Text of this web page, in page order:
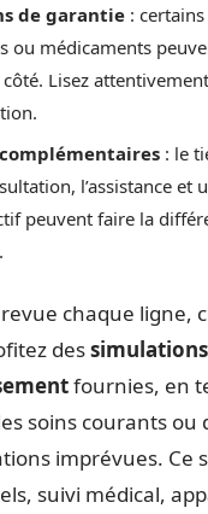
de garantie : certains
ou médicaments
côté. Lisez
: le
l’assistance et
peuvent faire la
revue chaque ligne,
des
fournies, en
soins courants ou
imprévues. Ce
suivi médical,